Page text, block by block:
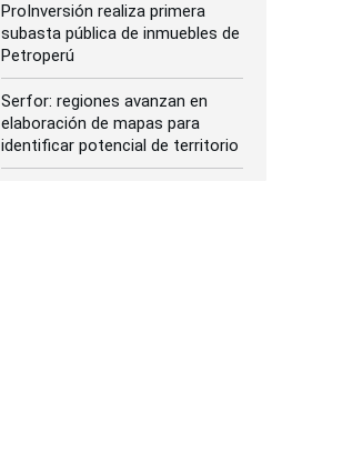
ProInversión realiza primera
subasta pública de inmuebles de
Petroperú
Serfor: regiones avanzan en
elaboración de mapas para
identificar potencial de territorio